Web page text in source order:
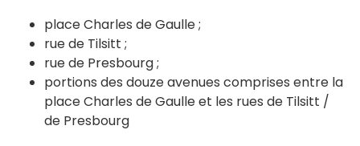
place Charles de Gaulle ;
rue de Tilsitt ;
rue de Presbourg ;
portions des douze avenues comprises entre la
place Charles de Gaulle et les rues de Tilsitt /
de Presbourg